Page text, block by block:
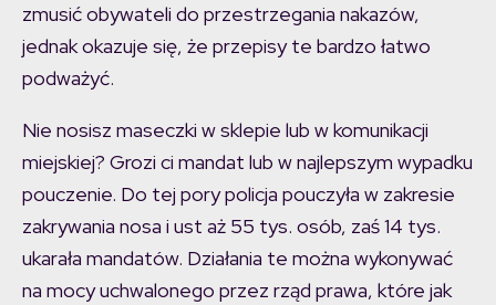
zmusić obywateli do przestrzegania nakazów,
jednak okazuje się, że przepisy te bardzo łatwo
podważyć.
Nie nosisz maseczki w sklepie lub w komunikacji
miejskiej? Grozi ci mandat lub w najlepszym wypadku
pouczenie. Do tej pory policja pouczyła w zakresie
zakrywania nosa i ust aż 55 tys. osób, zaś 14 tys.
ukarała mandatów. Działania te można wykonywać
na mocy uchwalonego przez rząd prawa, które jak